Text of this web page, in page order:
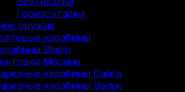
Горизонталки
оружие
карабины
Blaser
Мосина
карабины Сайга
карабины Вепрь